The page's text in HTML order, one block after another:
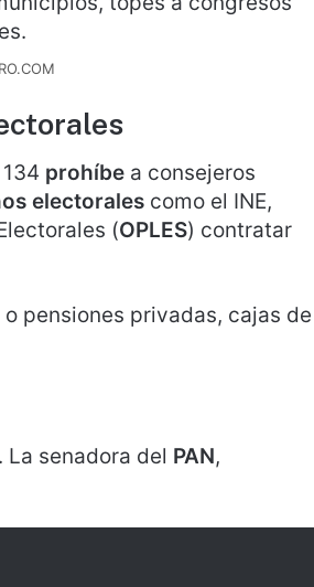
prohíbe a consejeros
electorales como el INE,
(OPLES) contratar
o pensiones privadas, cajas de
senadora del PAN,